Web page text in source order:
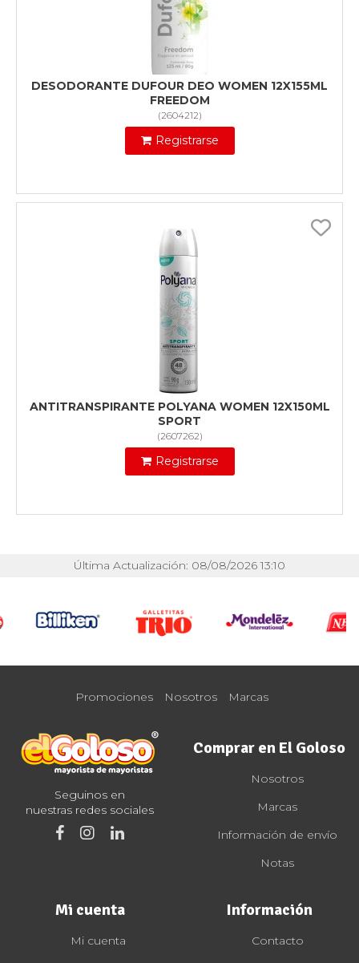
DESODORANTE DUFOUR DEO WOMEN 12X155ML
FREEDOM
(2604212)
Registrarse
ANTITRANSPIRANTE POLYANA WOMEN 12X150ML
SPORT
(2607262)
Registrarse
Última Actualización: 08/08/2026 13:10
Promociones Nosotros Marcas
Seguinos en
nuestras redes sociales
Comprar en El Goloso
Nosotros
Marcas
Información de envío
Notas
Mi cuenta
Mi cuenta
Información
Contacto